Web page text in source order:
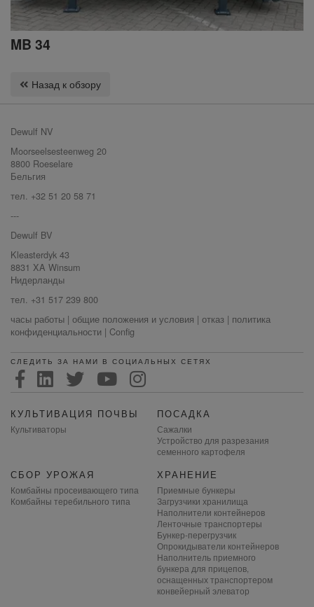
MB 34
Назад к обзору
Dewulf NV
Moorseelsesteenweg 20
8800 Roeselare
Бельгия
тел. +32 51 20 58 71
---
Dewulf BV
Kleasterdyk 43
8831 XA Winsum
Нидерланды
тел. +31 517 239 800
часы работы | общие положения и условия | отказ | политика
конфиденциальности | Config
СЛЕДИТЬ ЗА НАМИ В СОЦИАЛЬНЫХ СЕТЯХ
КУЛЬТИВАЦИЯ ПОЧВЫ
Культиваторы
ПОСАДКА
Сажалки
Устройство для разрезания
семенного картофеля
СБОР УРОЖАЯ
Комбайны просеивающего типа
Комбайны теребильного типа
ХРАНЕНИЕ
Приемные бункеры
Загрузчики хранилища
Наполнители контейнеров
Ленточные транспортеры
Бункер-перегрузчик
Опрокидыватели контейнеров
Наполнитель приемного
бункера для прицепов,
оснащенных транспортером
конвейерный элеватор